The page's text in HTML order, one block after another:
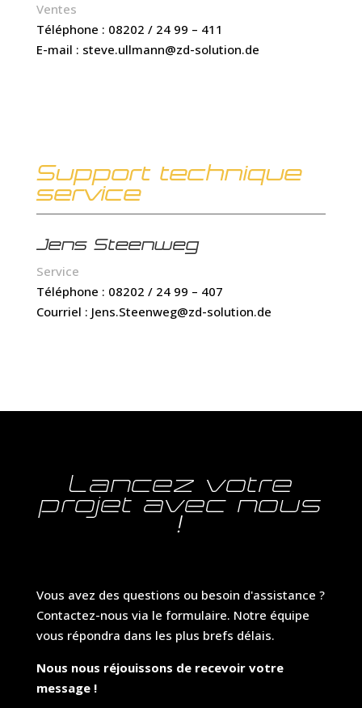
Ventes
Téléphone : 08202 / 24 99 – 411
E-mail : steve.ullmann@zd-solution.de
Support technique
service
Jens Steenweg
Service
Téléphone : 08202 / 24 99 – 407
Courriel : Jens.Steenweg@zd-solution.de
Lancez votre
projet avec nous
!
Vous avez des questions ou besoin d'assistance ?
Contactez-nous via le formulaire. Notre équipe
vous répondra dans les plus brefs délais.
Nous nous réjouissons de recevoir votre
message !